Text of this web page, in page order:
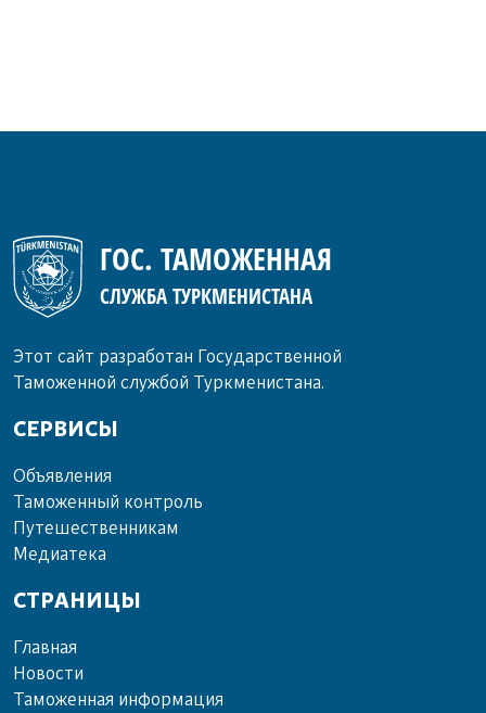
ГОС. ТАМОЖЕННАЯ
СЛУЖБА ТУРКМЕНИСТАНА
Этот сайт разработан Государственной
Таможенной службой Туркменистана.
СЕРВИСЫ
Объ­яв­ле­ния
Та­мо­жен­ный кон­троль
Пу­те­шест­вен­ни­кам
Ме­диа­те­ка
СТРАНИЦЫ
Главная
Новости
Таможенная информация